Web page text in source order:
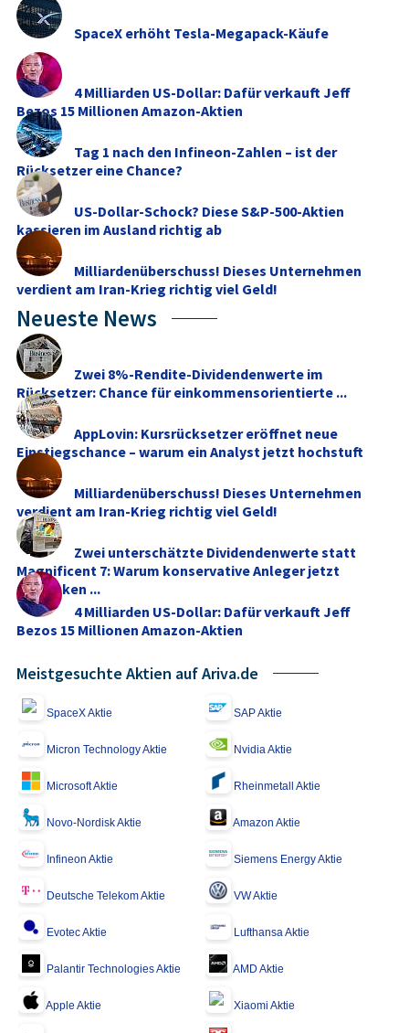
SpaceX erhöht Tesla-Megapack-Käufe
4 Milliarden US-Dollar: Dafür verkauft Jeff
Bezos 15 Millionen Amazon-Aktien
Tag 1 nach den Infineon-Zahlen – ist der
Rücksetzer eine Chance?
US-Dollar-Schock? Diese S&P-500-Aktien
kassieren im Ausland richtig ab
Milliardenüberschuss! Dieses Unternehmen
verdient am Iran-Krieg richtig viel Geld!
Neueste News
Zwei 8%-Rendite-Dividendenwerte im
Rücksetzer: Chance für einkommensorientierte ...
AppLovin: Kursrücksetzer eröffnet neue
Einstiegschance – warum ein Analyst jetzt hochstuft
Milliardenüberschuss! Dieses Unternehmen
verdient am Iran-Krieg richtig viel Geld!
Zwei unterschätzte Dividendenwerte statt
Magnificent 7: Warum konservative Anleger jetzt
umdenken ...
4 Milliarden US-Dollar: Dafür verkauft Jeff
Bezos 15 Millionen Amazon-Aktien
Meistgesuchte Aktien auf Ariva.de
SpaceX Aktie SAP Aktie
Micron Technology Aktie Nvidia Aktie
Microsoft Aktie Rheinmetall Aktie
Novo-Nordisk Aktie Amazon Aktie
Infineon Aktie Siemens Energy Aktie
Deutsche Telekom Aktie VW Aktie
Evotec Aktie Lufthansa Aktie
Palantir Technologies Aktie AMD Aktie
Apple Aktie Xiaomi Aktie